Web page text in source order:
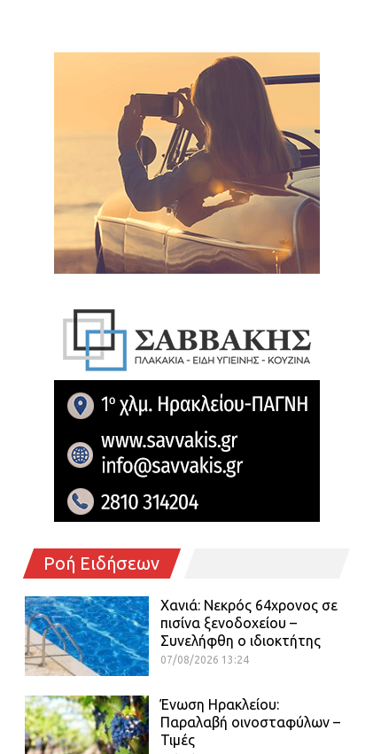
Ροή Ειδήσεων
Χανιά: Νεκρός 64χρονος σε
πισίνα ξενοδοχείου –
Συνελήφθη ο ιδιοκτήτης
07/08/2026 13:24
Ένωση Ηρακλείου:
Παραλαβή οινοσταφύλων –
Τιμές